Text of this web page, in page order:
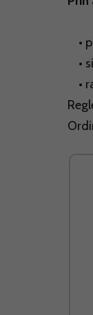
•
•
•